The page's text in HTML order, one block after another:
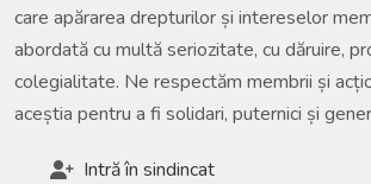
care apărarea drepturilor și intereselor
abordată cu multă seriozitate, cu dăruire,
colegialitate. Ne respectăm membrii și
aceștia pentru a fi solidari, puternici și
Intră în sindincat